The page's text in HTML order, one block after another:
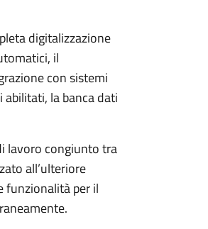
digitalizzazione
il
con sistemi
abilitati, la banca dati
lavoro congiunto tra
all’ulteriore
funzionalità per il